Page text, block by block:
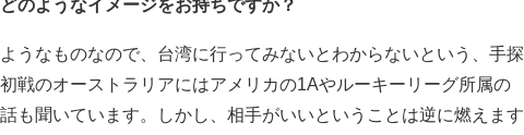
ようなイメージをお持ちですか？
うなものなので、台湾に行ってみないとわからないという、手探
戦のオーストラリアにはアメリカの1Aやルーキーリーグ所属の
も聞いています。しかし、相手がいいということは逆に燃えます